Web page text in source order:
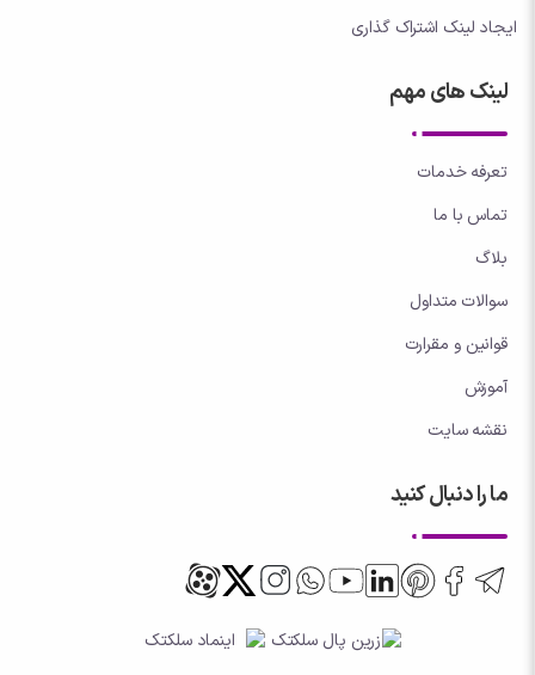
ایجاد لینک اشتراک گذاری
لینک های مهم
تعرفه خدمات
تماس با ما
بلاگ
سوالات متداول
قوانین و مقرارت
آموزش
نقشه سایت
ما را دنبال کنید